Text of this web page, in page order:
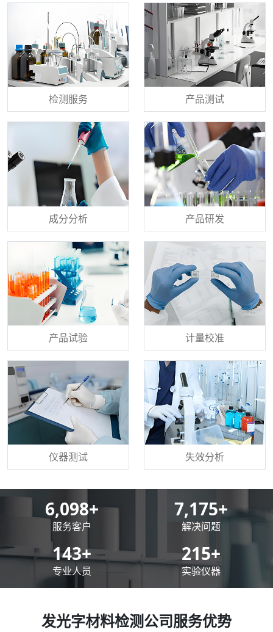
检测服务 产品测试
成分分析 产品研发
产品试验 计量校准
仪器测试 失效分析
8,500+
服务客户
10,000+
解决问题
200+
专业人员
300+
实验仪器
发光字材料检测公司服务优势